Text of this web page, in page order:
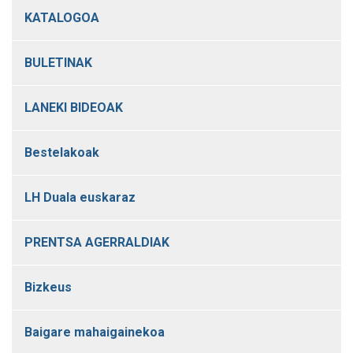
KATALOGOA
BULETINAK
LANEKI BIDEOAK
Bestelakoak
LH Duala euskaraz
PRENTSA AGERRALDIAK
Bizkeus
Baigare mahaigainekoa